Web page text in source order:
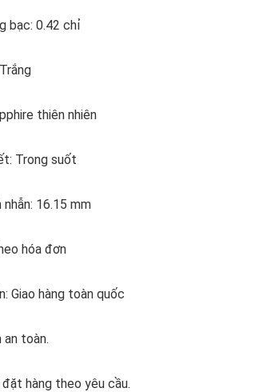
bạc: 0.42 chỉ
thiên nhiên
Trong suốt
16.15 mm
hóa đơn
Giao hàng toàn quốc
an toàn.
hàng theo yêu cầu.